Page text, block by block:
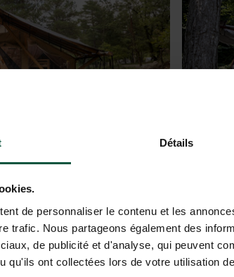
Détails
de personnaliser le contenu et les
trafic. Nous partageons également des
de publicité et d'analyse, qui peuvent
qu'ils ont collectées lors de votre utilisation
Preise &